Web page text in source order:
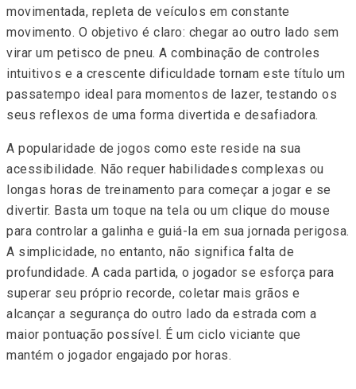
movimentada, repleta de veículos em constante
movimento. O objetivo é claro: chegar ao outro lado sem
virar um petisco de pneu. A combinação de controles
intuitivos e a crescente dificuldade tornam este título um
passatempo ideal para momentos de lazer, testando os
seus reflexos de uma forma divertida e desafiadora.
A popularidade de jogos como este reside na sua
acessibilidade. Não requer habilidades complexas ou
longas horas de treinamento para começar a jogar e se
divertir. Basta um toque na tela ou um clique do mouse
para controlar a galinha e guiá-la em sua jornada perigosa.
A simplicidade, no entanto, não significa falta de
profundidade. A cada partida, o jogador se esforça para
superar seu próprio recorde, coletar mais grãos e
alcançar a segurança do outro lado da estrada com a
maior pontuação possível. É um ciclo viciante que
mantém o jogador engajado por horas.